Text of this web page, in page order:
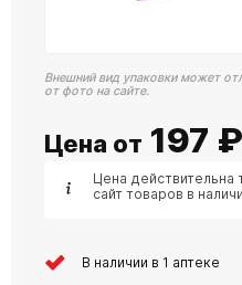
Внешний вид упаковки может
от фото на сайте.
Цена от 197 ₽
Цена действительна
сайт товаров в
В наличии в 1 аптеке